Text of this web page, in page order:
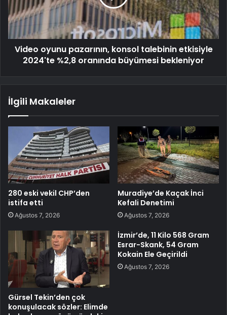
Video oyunu pazarının, konsol talebinin etkisiyle
2024'te %2,8 oranında büyümesi bekleniyor
İlgili Makaleler
280 eski vekil CHP’den
istifa etti
Ağustos 7, 2026
Muradiye’de Kaçak İnci
Kefali Denetimi
Ağustos 7, 2026
Gürsel Tekin’den çok
konuşulacak sözler: Elimde
İzmir’de, 11 Kilo 568 Gram
Esrar-Skank, 54 Gram
Kokain Ele Geçirildi
Ağustos 7, 2026